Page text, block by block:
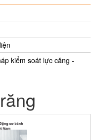
kiểm soát lực căng -